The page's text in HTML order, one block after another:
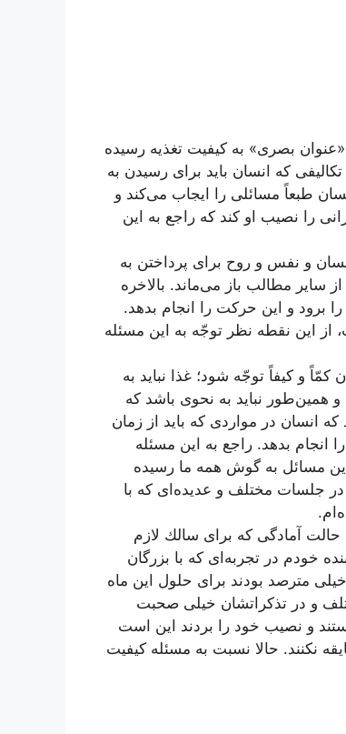
بصری» به كیفیت تغذیه رسیده
كه انسان باید برای رسیدن به
طبعاً مسائلی را ایجاب می‌كند و
را نصیب او كند كه راجع به این
و نفس و روح برای پرداختن به
سایر مطالب باز می‌ماند. بالاخره
برود و این حركت را انجام بدهد.
این نقطه نظر توجّه به این مسئله
و كیفاً توجّه شود؛ غذا نباید به
نباید به نحوی باشد كه
در مواردی كه باید از زمان
انجام بدهد. راجع به این مسئله
مسائل به گوش همه ما رسیده
در جلسات مختلف و عدیده‌ای كه با
آمادگی كه برای سالك لازم
در تجربه‌ای كه با بزرگان
مترصد بودند برای حلول این ماه
و در تذكراتشان خیلی صحبت
و نصیب خود را بردند این است
نكنند. حالا نسبت به مسئله كیفیت